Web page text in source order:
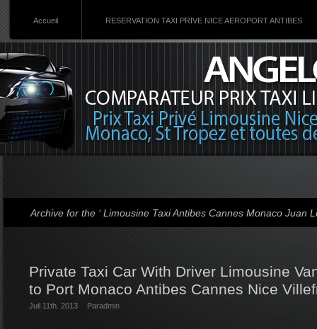
Accueil RESERVATION TAXI PRIVE NICE AEROPORT ANTIBES
Archive for the ‘ Limousine Taxi Antibes Cannes Monaco Juan
Private Taxi Car With Driver Limousine
to Port Monaco Antibes Cannes Nice
Juil 11th. 2013 Paradmin